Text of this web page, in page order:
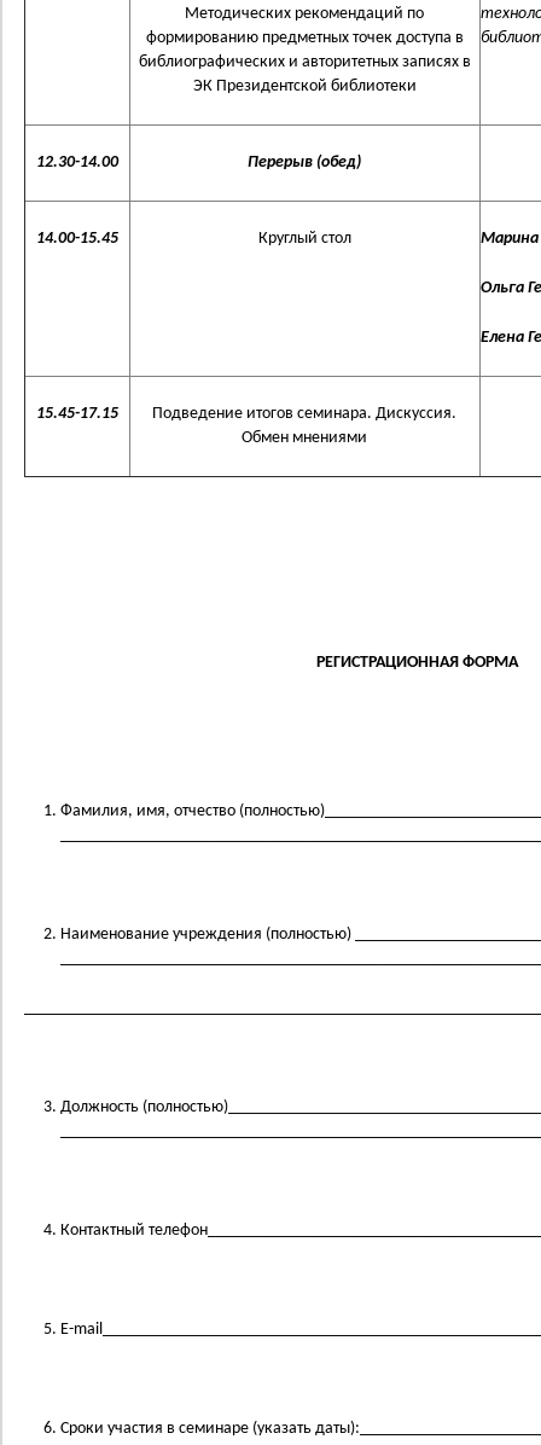
Методических рекомендаций по
формированию предметных точек доступа в
библиографических и авторитетных записях в
ЭК Президентской библиотеки
12.30-14.00 Перерыв (обед)
14.00-15.45 Круглый стол Марина
Ольга
Елена
15.45-17.15
Подведение итогов семинара. Дискуссия.
Обмен мнениями
РЕГИСТРАЦИОННАЯ ФОРМА
Фамилия, имя, отчество
Наименование учреждения (полностью)
Должность
Контактный
E-
Сроки участия в семинаре (указать